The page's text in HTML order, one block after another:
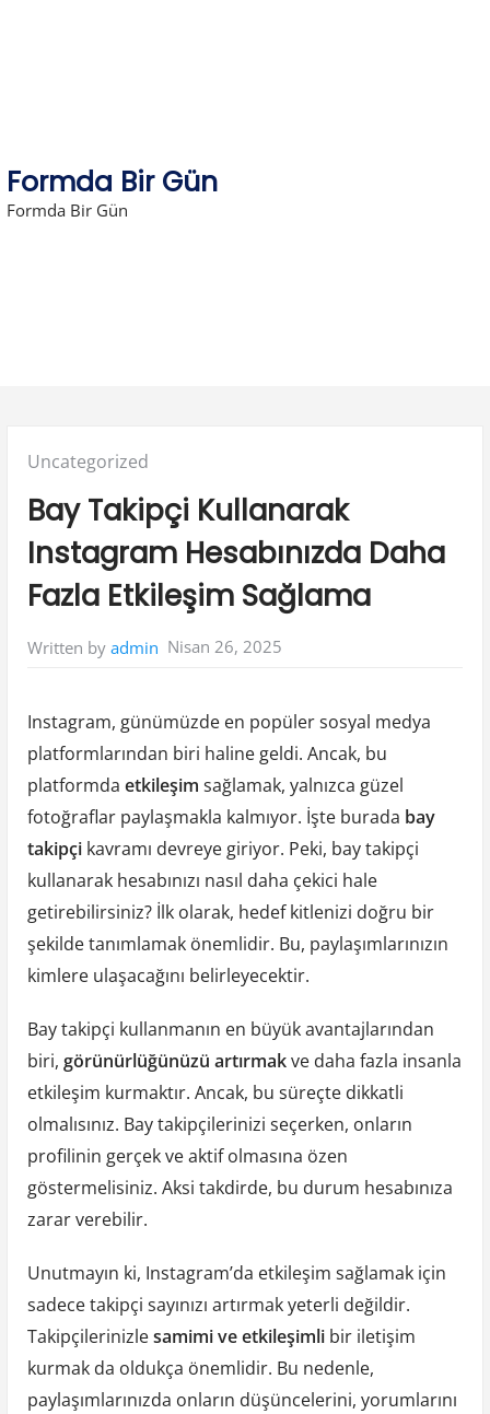
Formda Bir Gün
Formda Bir Gün
Posted
Uncategorized
Bay Takipçi Kullanarak
Instagram Hesabınızda Daha
Fazla Etkileşim Sağlama
Written by admin Nisan 26, 2025
Instagram, günümüzde en popüler sosyal medya
platformlarından biri haline geldi. Ancak, bu
platformda etkileşim sağlamak, yalnızca güzel
fotoğraflar paylaşmakla kalmıyor. İşte burada bay
takipçikavramı devreye giriyor. Peki, bay takipçi
kullanarak hesabınızı nasıl daha çekici hale
getirebilirsiniz? İlk olarak, hedef kitlenizi doğru bir
şekilde tanımlamak önemlidir. Bu, paylaşımlarınızın
kimlere ulaşacağını belirleyecektir.
Bay takipçi kullanmanın en büyük avantajlarından
biri, görünürlüğünüzü artırmakve daha fazla insanla
etkileşim kurmaktır. Ancak, bu süreçte dikkatli
olmalısınız. Bay takipçilerinizi seçerken, onların
profilinin gerçek ve aktif olmasına özen
göstermelisiniz. Aksi takdirde, bu durum hesabınıza
zarar verebilir.
Unutmayın ki, Instagram’da etkileşim sağlamak için
sadece takipçi sayınızı artırmak yeterli değildir.
Takipçilerinizlesamimi ve etkileşimlibir iletişim
kurmak da oldukça önemlidir. Bu nedenle,
paylaşımlarınızda onların düşüncelerini, yorumlarını